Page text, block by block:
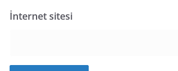
İnternet sitesi